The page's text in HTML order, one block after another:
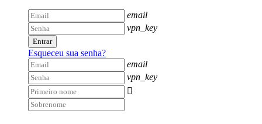
email
vpn_key
Entrar
Esqueceu sua senha?
email
vpn_key
